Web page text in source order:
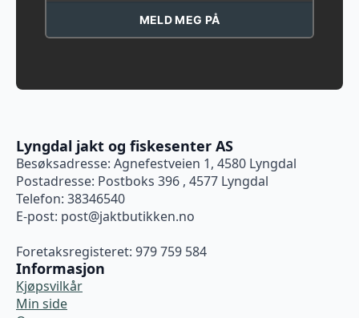
MELD MEG PÅ
Lyngdal jakt og fiskesenter AS
Besøksadresse: Agnefestveien 1, 4580 Lyngdal
Postadresse: Postboks 396 , 4577 Lyngdal
Telefon: 38346540
E-post: post@jaktbutikken.no
Foretaksregisteret: 979 759 584
Informasjon
Kjøpsvilkår
Min side